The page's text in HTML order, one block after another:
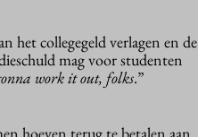
het collegegeld verlagen en de
mag voor studenten
work it out, folks.”